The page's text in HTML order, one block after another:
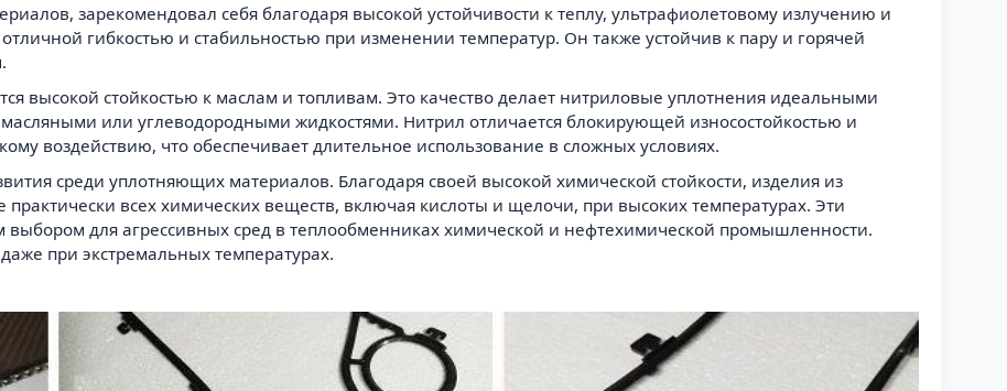
зарекомендовал себя благодаря высокой устойчивости к теплу, ультрафиолетовому излучению и
отличной гибкостью и стабильностью при изменении температур. Он также устойчив к пару и горячей
высокой стойкостью к маслам и топливам. Это качество делает нитриловые уплотнения идеальными
или углеводородными жидкостями. Нитрил отличается блокирующей износостойкостью и
воздействию, что обеспечивает длительное использование в сложных условиях.
среди уплотняющих материалов. Благодаря своей высокой химической стойкости, изделия из
всех химических веществ, включая кислоты и щелочи, при высоких температурах. Эти
для агрессивных сред в теплообменниках химической и нефтехимической промышленности.
при экстремальных температурах.